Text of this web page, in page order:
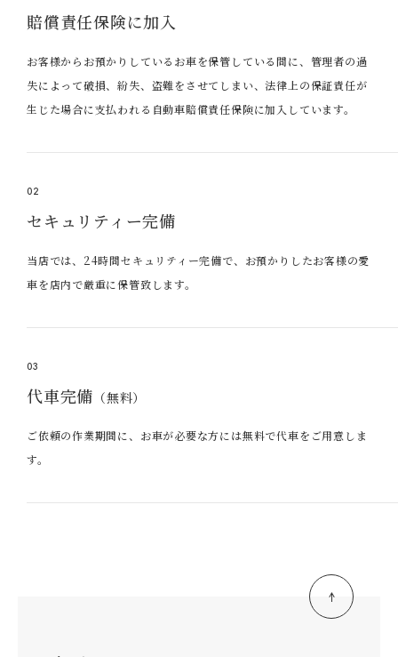
賠償責任保険に加入
お客様からお預かりしているお車を保管している間に、管理者の過
失によって破損、紛失、盗難をさせてしまい、法律上の保証責任が
生じた場合に支払われる自動車賠償責任保険に加入しています。
02
セキュリティー完備
当店では、24時間セキュリティー完備で、お預かりしたお客様の愛
車を店内で厳重に保管致します。
03
代車完備 （無料）
ご依頼の作業期間に、お車が必要な方には無料で代車をご用意しま
す。